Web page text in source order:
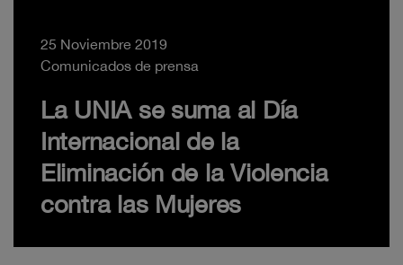
25 Noviembre 2019
Comunicados de prensa
La UNIA se suma al Día
Internacional de la
Eliminación de la Violencia
contra las Mujeres